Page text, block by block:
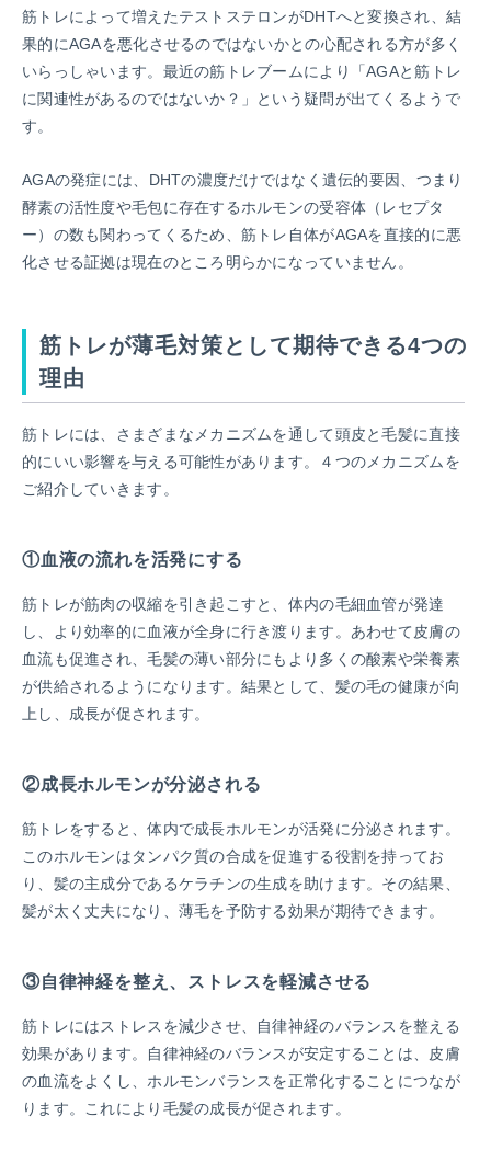
筋トレによって増えたテストステロンがDHTへと変換され、結
果的にAGAを悪化させるのではないかとの心配される方が多く
いらっしゃいます。最近の筋トレブームにより「AGAと筋トレ
に関連性があるのではないか？」という疑問が出てくるようで
す。
AGAの発症には、DHTの濃度だけではなく遺伝的要因、つまり
酵素の活性度や毛包に存在するホルモンの受容体（レセプタ
ー）の数も関わってくるため、筋トレ自体がAGAを直接的に悪
化させる証拠は現在のところ明らかになっていません。
筋トレが薄毛対策として期待できる4つの
理由
筋トレには、さまざまなメカニズムを通して頭皮と毛髪に直接
的にいい影響を与える可能性があります。４つのメカニズムを
ご紹介していきます。
①血液の流れを活発にする
筋トレが筋肉の収縮を引き起こすと、体内の毛細血管が発達
し、より効率的に血液が全身に行き渡ります。あわせて皮膚の
血流も促進され、毛髪の薄い部分にもより多くの酸素や栄養素
が供給されるようになります。結果として、髪の毛の健康が向
上し、成長が促されます。
②成長ホルモンが分泌される
筋トレをすると、体内で成長ホルモンが活発に分泌されます。
このホルモンはタンパク質の合成を促進する役割を持ってお
り、髪の主成分であるケラチンの生成を助けます。その結果、
髪が太く丈夫になり、薄毛を予防する効果が期待できます。
③自律神経を整え、ストレスを軽減させる
筋トレにはストレスを減少させ、自律神経のバランスを整える
効果があります。自律神経のバランスが安定することは、皮膚
の血流をよくし、ホルモンバランスを正常化することにつなが
ります。これにより毛髪の成長が促されます。